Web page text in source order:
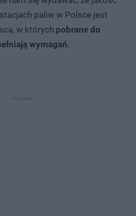
paliw w Polsce jest
w których pobrane do
wymagań.